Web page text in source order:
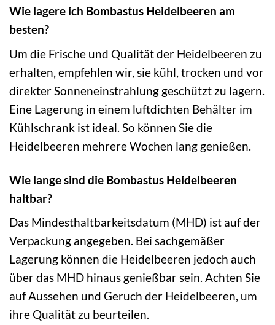
Wie lagere ich Bombastus Heidelbeeren am
besten?
Um die Frische und Qualität der Heidelbeeren zu
erhalten, empfehlen wir, sie kühl, trocken und vor
direkter Sonneneinstrahlung geschützt zu lagern.
Eine Lagerung in einem luftdichten Behälter im
Kühlschrank ist ideal. So können Sie die
Heidelbeeren mehrere Wochen lang genießen.
Wie lange sind die Bombastus Heidelbeeren
haltbar?
Das Mindesthaltbarkeitsdatum (MHD) ist auf der
Verpackung angegeben. Bei sachgemäßer
Lagerung können die Heidelbeeren jedoch auch
über das MHD hinaus genießbar sein. Achten Sie
auf Aussehen und Geruch der Heidelbeeren, um
ihre Qualität zu beurteilen.